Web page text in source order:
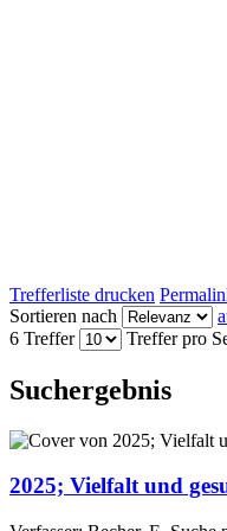
Trefferliste drucken
Sortieren nach
6 Treffer
Treffer pro
Suchergebnis
2025; Vielfalt und